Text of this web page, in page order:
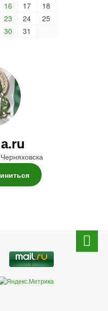
16 17
18
23 24
25
30 31